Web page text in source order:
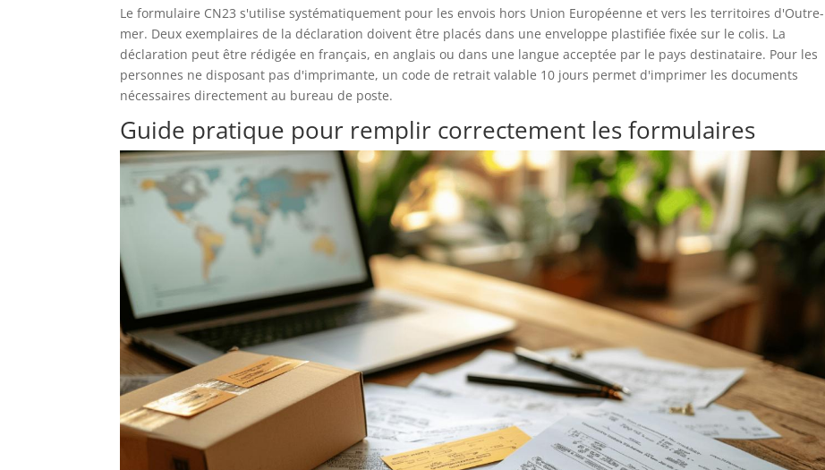
Le formulaire CN23 s'utilise systématiquement pour les envois hors Union Européenne et vers les territoires d'Outre-
mer. Deux exemplaires de la déclaration doivent être placés dans une enveloppe plastifiée fixée sur le colis. La
déclaration peut être rédigée en français, en anglais ou dans une langue acceptée par le pays destinataire. Pour les
personnes ne disposant pas d'imprimante, un code de retrait valable 10 jours permet d'imprimer les documents
nécessaires directement au bureau de poste.
Guide pratique pour remplir correctement les formulaires